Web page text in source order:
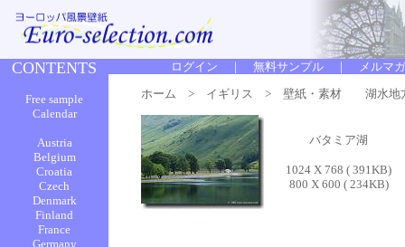
ホーム > イギリス > 壁紙・素材 湖水地
バタミア湖
1024 X 768 ( 391KB)
800 X 600 ( 234KB)